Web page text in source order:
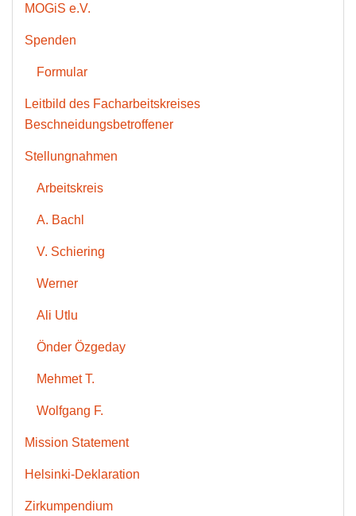
MOGiS e.V.
Spenden
Formular
Leitbild des Facharbeitskreises
Beschneidungsbetroffener
Stellungnahmen
Arbeitskreis
A. Bachl
V. Schiering
Werner
Ali Utlu
Önder Özgeday
Mehmet T.
Wolfgang F.
Mission Statement
Helsinki-Deklaration
Zirkumpendium